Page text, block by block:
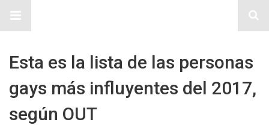
Esta es la lista de las personas
gays más influyentes del 2017,
según OUT